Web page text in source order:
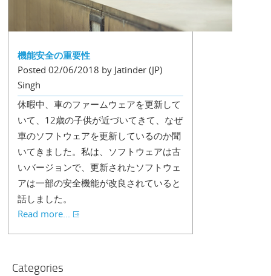
機能安全の重要性
Posted 02/06/2018 by Jatinder (JP)
Singh
休暇中、車のファームウェアを更新して
いて、12歳の子供が近づいてきて、なぜ
車のソフトウェアを更新しているのか聞
いてきました。私は、ソフトウェアは古
いバージョンで、更新されたソフトウェ
アは一部の安全機能が改良されていると
話しました。
Read more...
Categories